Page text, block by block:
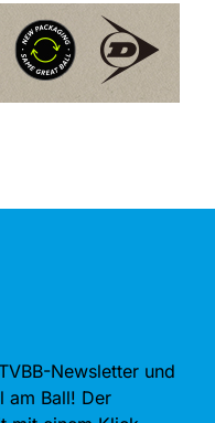
Newsletter und
am Ball! Der